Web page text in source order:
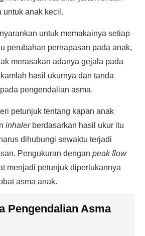
untuk anak kecil.
untuk memakainya setiap
perubahan pernapasan pada anak,
merasakan adanya gejala pada
hasil ukurnya dan tanda
pengendalian asma.
petunjuk tentang kapan anak
inhalerberdasarkan hasil ukur itu
dihubungi sewaktu terjadi
Pengukuran dengan peak flow
menjadi petunjuk diperlukannya
asma anak.
Pengendalian Asma